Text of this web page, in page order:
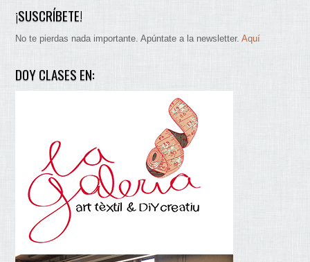
¡SUSCRÍBETE!
No te pierdas nada importante. Apúntate a la newsletter.Aquí
DOY CLASES EN: